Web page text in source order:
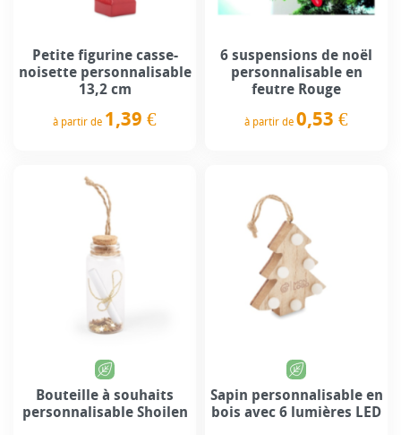
Petite figurine casse-
noisette personnalisable
13,2 cm
à partir de 1,39 €
6 suspensions de noël
personnalisable en
feutre Rouge
à partir de 0,53 €
Bouteille à souhaits
personnalisable Shoilen
Sapin personnalisable en
bois avec 6 lumières LED